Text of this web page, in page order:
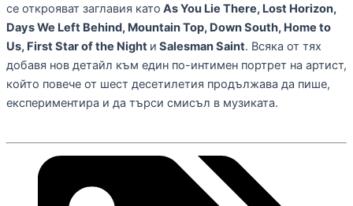
се открояват заглавия като As You Lie There, Lost Horizon,
Days We Left Behind, Mountain Top, Down South, Home to
Us, First Star of the Night и Salesman Saint. Всяка от тях
добавя нов детайл към един по-интимен портрет на артист,
който повече от шест десетилетия продължава да пише,
експериментира и да търси смисъл в музиката.